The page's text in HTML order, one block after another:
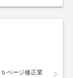
ページ修正業